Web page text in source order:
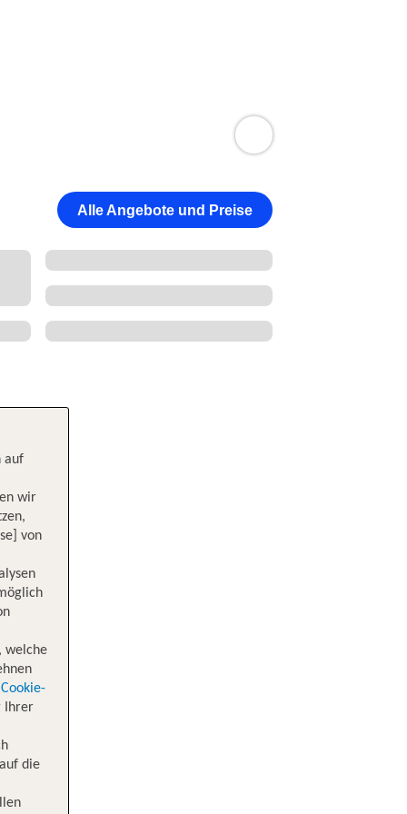
Alle Angebote und Preise
auf
wir
von
welche
Cookie-
Ihrer
die